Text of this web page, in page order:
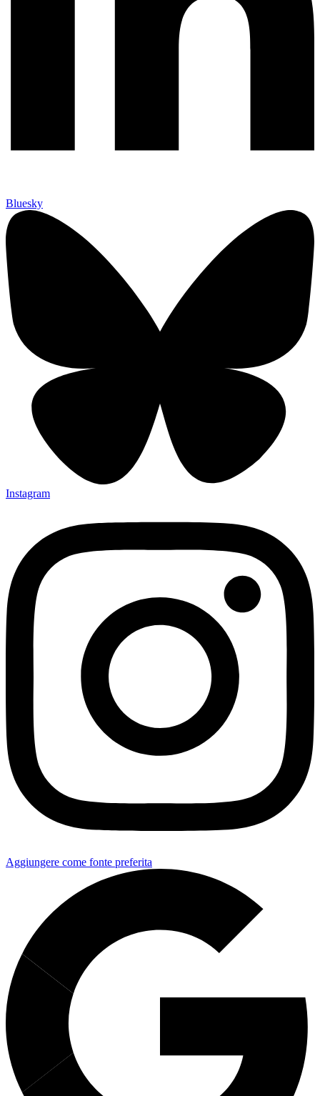
Bluesky
Instagram
Aggiungere come fonte preferita